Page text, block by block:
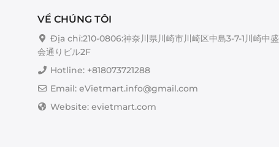
VỀ CHÚNG TÔI
Địa chỉ:210-0806:神奈川県川崎市川崎区中島3-7-1川崎中盛
会通りビル2F
Hotline: +818073721288
Email: eVietmart.info@gmail.com
Website: evietmart.com